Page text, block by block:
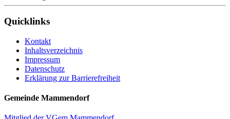
Quicklinks
Kontakt
Inhaltsverzeichnis
Impressum
Datenschutz
Erklärung zur Barrierefreiheit
Gemeinde Mammendorf